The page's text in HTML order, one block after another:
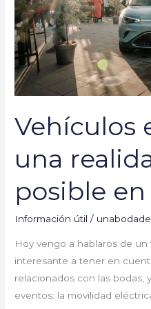
Vehículos
una
posible
Información útil /
Hoy vengo a hablaros de
interesante a tener en
relacionados con las bodas,
eventos: la movilidad
posible
en
bodas